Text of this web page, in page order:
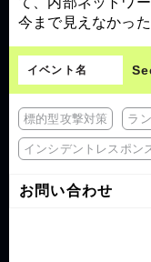
今まで見えなかっ
イベント名
標的型攻撃対策 ラ
インシデントレスポン
お問い合わせ